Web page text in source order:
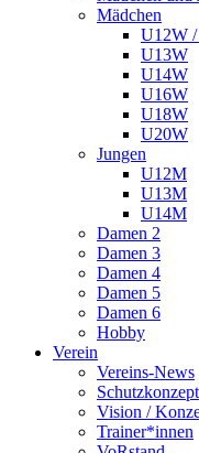
Mädchen
U12W
U13W
U14W
U16W
U18W
U20W
Jungen
U12M
U13M
U14M
Damen 2
Damen 3
Damen 4
Damen 5
Damen 6
Hobby
Verein
Vereins-News
Schutzkonzept
Vision /
Trainer*innen